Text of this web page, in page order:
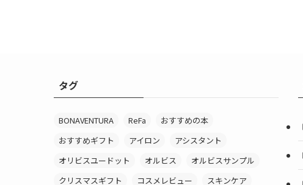
タグ
BONAVENTURA ReFa
おすすめの本
おすすめギフト
アイロン
アシスタント
オリビスユードット
オルビス
オルビスサンプル
クリスマスギフト
コスメレビュー
スキンケア